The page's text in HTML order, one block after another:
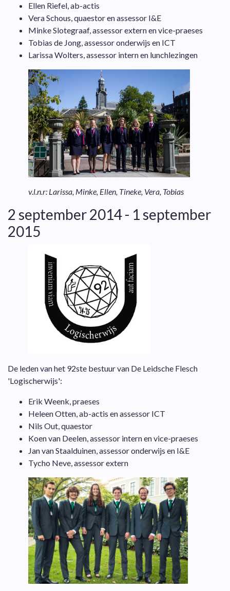
Ellen Riefel, ab-actis
Vera Schous, quaestor en assessor I&E
Minke Slotegraaf, assessor extern en vice-praeses
Tobias de Jong, assessor onderwijs en ICT
Larissa Wolters, assessor intern en lunchlezingen
v.l.n.r: Larissa, Minke, Ellen, Tineke, Vera, Tobias
2 september 2014 - 1 september
2015
De leden van het 92ste bestuur van De Leidsche Flesch
'Logischerwijs':
Erik Weenk, praeses
Heleen Otten, ab-actis en assessor ICT
Nils Out, quaestor
Koen van Deelen, assessor intern en vice-praeses
Jan van Staalduinen, assessor onderwijs en I&E
Tycho Neve, assessor extern